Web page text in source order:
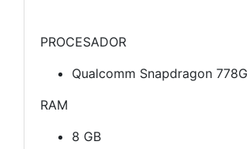
PROCESADOR
Qualcomm Snapdragon 778G
RAM
8 GB